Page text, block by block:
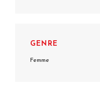
GENRE
Femme